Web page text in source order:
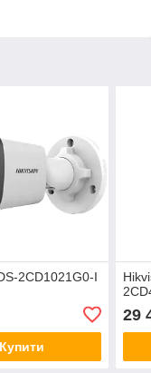
2CD1021G0-I
Купити
29